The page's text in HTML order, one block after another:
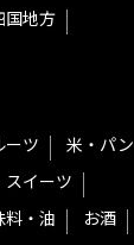
国地方
ーツ
米・パン
スイーツ
料・油 お酒